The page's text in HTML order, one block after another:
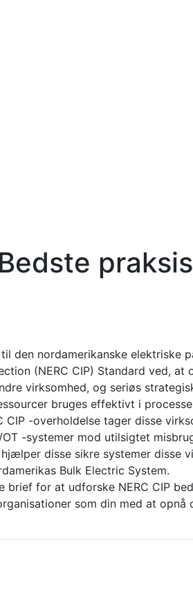
den nordamerikanske elektriske
(NERC CIP) Standard ved, at
virksomhed, og seriøs
bruges effektivt i
CIP -overholdelse tager disse
OT -systemer mod utilsigtet
disse sikre systemer disse
Bulk Electric System.
brief for at udforske NERC CIP
som din med at opnå